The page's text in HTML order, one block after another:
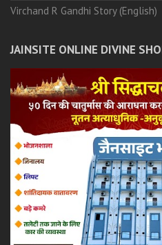
Virchand R Gandhi Story (English)
JAINSITE ONLINE DIVINE